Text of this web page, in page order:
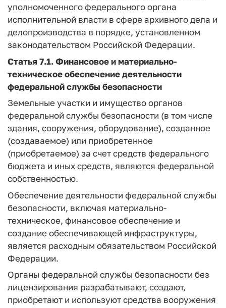
уполномоченного федерального органа
исполнительной власти в сфере архивного дела и
делопроизводства в порядке, установленном
законодательством Российской Федерации.
Статья 7.1.Финансовое и материально-
техническое обеспечение деятельности
федеральной службы безопасности
Земельные участки и имущество органов
федеральной службы безопасности (в том числе
здания, сооружения, оборудование), созданное
(создаваемое) или приобретенное
(приобретаемое) за счет средств федерального
бюджета и иных средств, являются федеральной
собственностью.
Обеспечение деятельности федеральной службы
безопасности, включая материально-
техническое, финансовое обеспечение и
создание обеспечивающей инфраструктуры,
является расходным обязательством Российской
Федерации.
Органы федеральной службы безопасности без
лицензирования разрабатывают, создают,
приобретают и используют средства вооружения